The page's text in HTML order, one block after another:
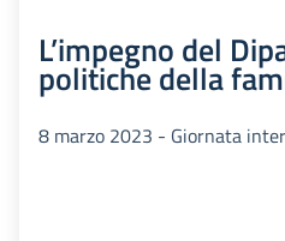
L’impegno del
politiche della
8 marzo 2023 - Giornata